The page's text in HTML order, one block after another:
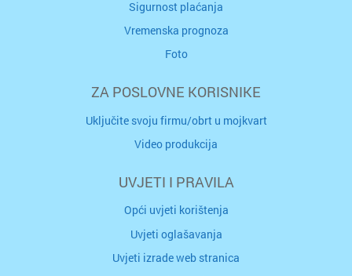
Sigurnost plaćanja
Vremenska prognoza
Foto
ZA POSLOVNE KORISNIKE
Uključite svoju firmu/obrt u mojkvart
Video produkcija
UVJETI I PRAVILA
Opći uvjeti korištenja
Uvjeti oglašavanja
Uvjeti izrade web stranica